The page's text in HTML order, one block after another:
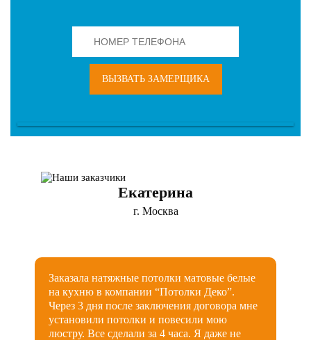
ВЫЗВАТЬ ЗАМЕРЩИКА
Екатерина
г. Москва
Заказала натяжные потолки матовые белые
на кухню в компании “Потолки Деко”.
Через 3 дня после заключения договора мне
установили потолки и повесили мою
люстру. Все сделали за 4 часа. Я даже не